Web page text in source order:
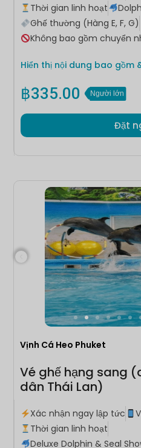
Thời gian linh hoạt
Ghế thường (Hàng E, F, G)
Không bao gồm chuyển
Hiển thị nội dung bao gồm
฿335.00 Người lớn
Đặt
Vịnh Cá Heo Phuket
Vé ghế hạng sang
dân Thái Lan)
Xác nhận ngay lập tức
Thời gian linh hoạt
Deluxe Dolphin & Seal